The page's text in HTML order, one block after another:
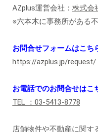
AZplus運営会社： 株式会
※六本木に事務所がある
お問合せフォームはこち
https://azplus.jp/request/
お電話でのお問合せはこ
TEL ：03-5413-8778
店舗物件や不動産に関す